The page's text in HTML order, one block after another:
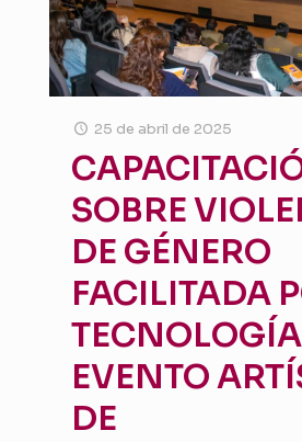
25 de abril de 2025
SOBRE
DE GÉNERO
FACILITADA
EVENTO
DE